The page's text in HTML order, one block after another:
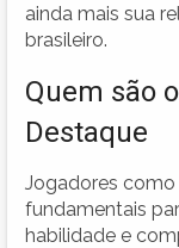
ainda mais sua
brasileiro.
Quem são
Destaque
Jogadores como
fundamentais
habilidade e